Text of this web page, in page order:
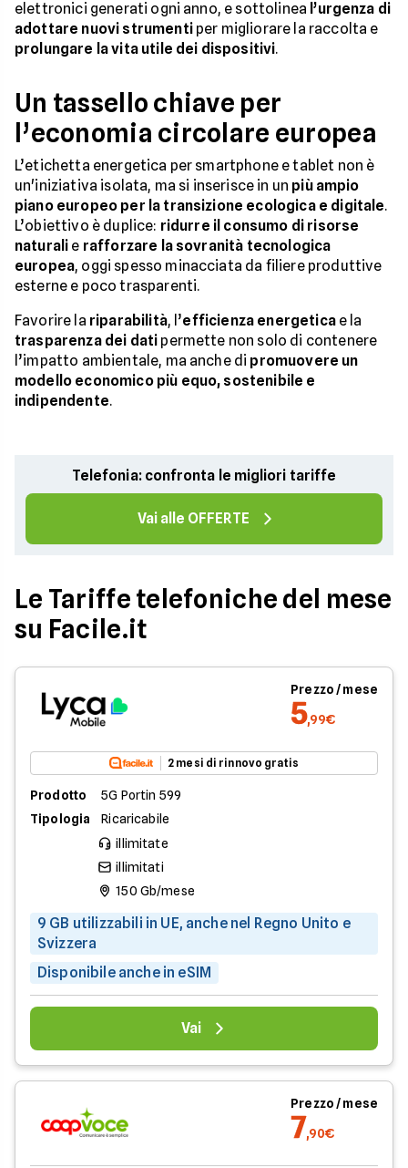
elettronici generati ogni anno, e sottolinea l’urgenza di
adottare nuovi strumentiper migliorare la raccolta e
prolungare la vita utile dei dispositivi.
Un tassello chiave per
l’economia circolare europea
L’etichetta energetica per smartphone e tablet non è
un'iniziativa isolata, ma si inserisce in un più ampio
piano europeo per la transizione ecologica e digitale.
L’obiettivo è duplice: ridurre il consumo di risorse
naturali e rafforzare la sovranità tecnologica
europea, oggi spesso minacciata da filiere produttive
esterne e poco trasparenti.
Favorire la riparabilità, l’efficienza energeticae la
trasparenza dei dati permette non solo di contenere
l’impatto ambientale, ma anche di promuovere un
modello economico più equo, sostenibile e
indipendente.
Telefonia: confronta le migliori tariffe
Vai alle OFFERTE
Le Tariffe telefoniche del mese
su Facile.it
Prezzo / mese
5,99€
2 mesi di rinnovo gratis
Prodotto
5G Portin 599
Tipologia
Ricaricabile
illimitate
illimitati
150 Gb/mese
9 GB utilizzabili in UE, anche nel Regno Unito e
Svizzera
Disponibile anche in eSIM
Vai
Prezzo / mese
7,90€